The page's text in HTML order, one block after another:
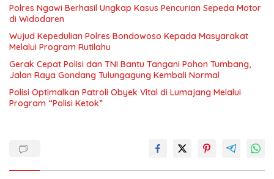
Polres Ngawi Berhasil Ungkap Kasus Pencurian Sepeda Motor
di Widodaren
Wujud Kepedulian Polres Bondowoso Kepada Masyarakat
Melalui Program Rutilahu
Gerak Cepat Polisi dan TNI Bantu Tangani Pohon Tumbang,
Jalan Raya Gondang Tulungagung Kembali Normal
Polisi Optimalkan Patroli Obyek Vital di Lumajang Melalui
Program “Polisi Ketok”